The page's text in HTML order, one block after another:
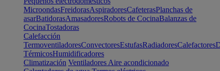
MicroondasFreidorasAspiradoresCafeterasPlanchas de
asarBatidorasAmasadoresRobots de CocinaBalanzas de
CocinaTostadoras
Calefacción
TermoventiladoresConvectoresEstufasRadiadoresCalefactores
TérmicosHumidificadores
Climatización Ventiladores Aire acondicionado